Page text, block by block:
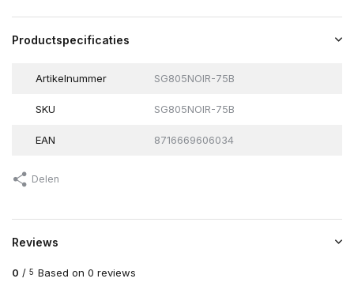
Productspecificaties
Artikelnummer SG805NOIR-75B
SKU SG805NOIR-75B
EAN 8716669606034
Delen
Reviews
0 / 5 Based on 0 reviews